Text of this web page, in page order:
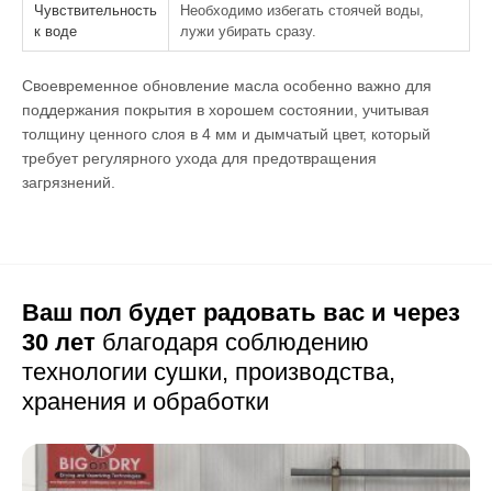
Чувствительность
к воде
Необходимо избегать стоячей воды,
лужи убирать сразу.
Своевременное обновление масла особенно важно для
поддержания покрытия в хорошем состоянии, учитывая
толщину ценного слоя в 4 мм и дымчатый цвет, который
требует регулярного ухода для предотвращения
загрязнений.
Ваш пол будет радовать вас и через
30 лет благодаря соблюдению
технологии сушки, производства,
хранения и обработки